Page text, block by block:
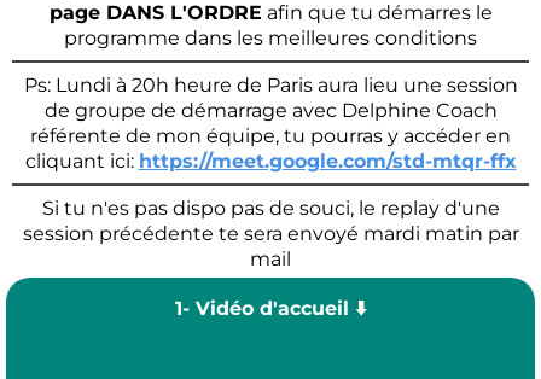
page DANS L'ORDRE afin que tu démarres le
programme dans les meilleures conditions
Ps: Lundi à 20h heure de Paris aura lieu une session
de groupe de démarrage avec Delphine Coach
référente de mon équipe, tu pourras y accéder en
cliquant ici: https://meet.google.com/std-mtqr-ffx
Si tu n'es pas dispo pas de souci, le replay d'une
session précédente te sera envoyé mardi matin par
mail
1- Vidéo d'accueil ⬇️